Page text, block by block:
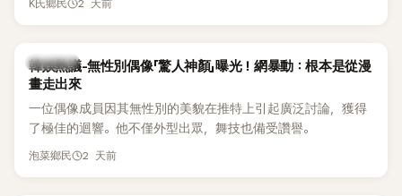
形容整場演出「就像一場豪華KTV」。
K氏鄉民 2 天前
熱議討論
韓娛熱議-無性別偶像「驚人神顏」曝光！網暴動：根本是從漫
畫走出來
一位偶像成員因其無性別的美貌在推特上引起廣泛討論，獲得
了極佳的迴響。他不僅外型出眾，舞技也備受讚譽。
泡菜鄉民 2 天前